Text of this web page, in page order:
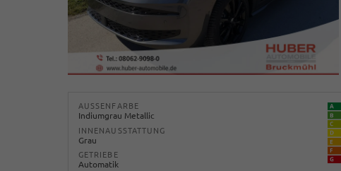
AUSSENFARBE
Indiumgrau Metallic
INNENAUSSTATTUNG
Grau
GETRIEBE
Automatik